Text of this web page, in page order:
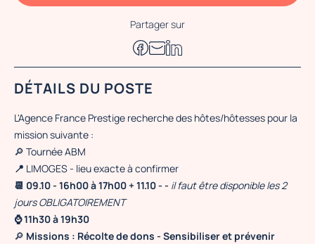
Partager sur
DÉTAILS DU POSTE
L'Agence France Prestige recherche des hôtes/hôtesses pour la
mission suivante :
🔎 Tournée ABM
📍 LIMOGES - lieu exacte à confirmer
📆 09.10 - 16h00 à 17h00 + 11.10 - - il faut être disponible les 2
jours OBLIGATOIREMENT
⌚ 11h30 à 19h30
🔎 Missions : Récolte de dons - Sensibiliser et prévenir